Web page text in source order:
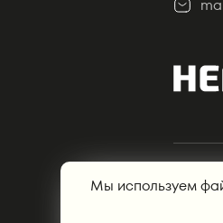
©
ООО
Мы используем